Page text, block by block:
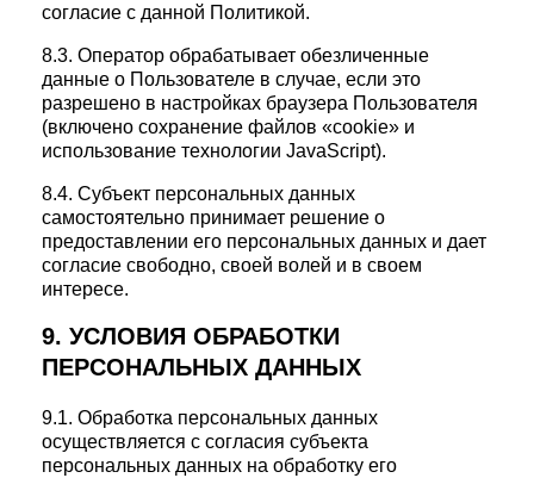
согласие с данной Политикой.
8.3. Оператор обрабатывает обезличенные
данные о Пользователе в случае, если это
разрешено в настройках браузера Пользователя
(включено сохранение файлов «cookie» и
использование технологии JavaScript).
8.4. Субъект персональных данных
самостоятельно принимает решение о
предоставлении его персональных данных и дает
согласие свободно, своей волей и в своем
интересе.
9. УСЛОВИЯ ОБРАБОТКИ
ПЕРСОНАЛЬНЫХ ДАННЫХ
9.1. Обработка персональных данных
осуществляется с согласия субъекта
персональных данных на обработку его